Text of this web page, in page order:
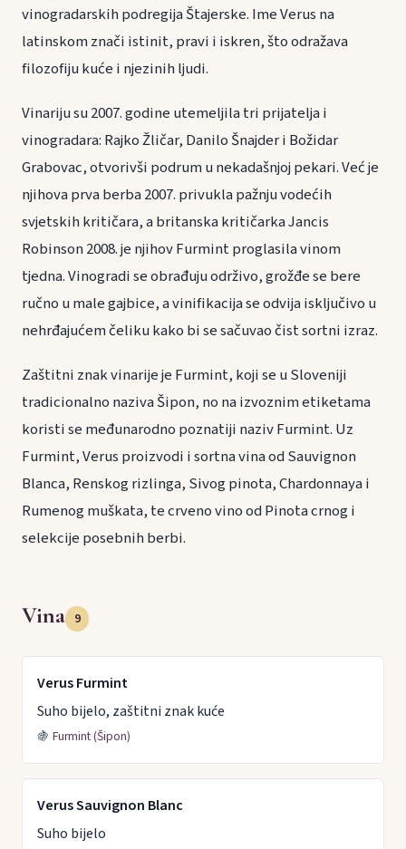
vinogradarskih podregija Štajerske. Ime Verus na
latinskom znači istinit, pravi i iskren, što odražava
filozofiju kuće i njezinih ljudi.
Vinariju su 2007. godine utemeljila tri prijatelja i
vinogradara: Rajko Žličar, Danilo Šnajder i Božidar
Grabovac, otvorivši podrum u nekadašnjoj pekari. Već je
njihova prva berba 2007. privukla pažnju vodećih
svjetskih kritičara, a britanska kritičarka Jancis
Robinson 2008. je njihov Furmint proglasila vinom
tjedna. Vinogradi se obrađuju održivo, grožđe se bere
ručno u male gajbice, a vinifikacija se odvija isključivo u
nehrđajućem čeliku kako bi se sačuvao čist sortni izraz.
Zaštitni znak vinarije je Furmint, koji se u Sloveniji
tradicionalno naziva Šipon, no na izvoznim etiketama
koristi se međunarodno poznatiji naziv Furmint. Uz
Furmint, Verus proizvodi i sortna vina od Sauvignon
Blanca, Renskog rizlinga, Sivog pinota, Chardonnaya i
Rumenog muškata, te crveno vino od Pinota crnog i
selekcije posebnih berbi.
Vina 9
Verus Furmint
Suho bijelo, zaštitni znak kuće
🍇 Furmint (Šipon)
Verus Sauvignon Blanc
Suho bijelo